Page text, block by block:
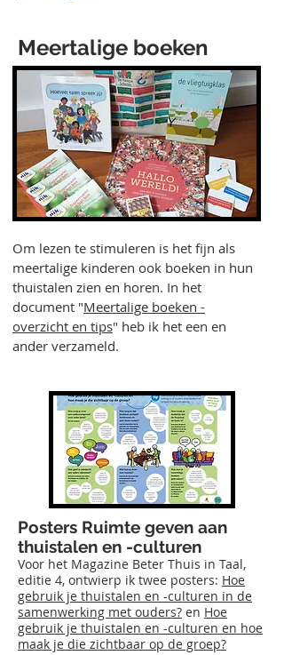
Meertalige boeken
Om lezen te stimuleren is het fijn als
meertalige kinderen ook boeken in hun
thuistalen zien en horen. In het
document "Meertalige boeken -
overzicht en tips" heb ik het een en
ander verzameld.
Posters Ruimte geven aan
thuistalen en -culturen
Voor het Magazine Beter Thuis in Taal,
editie 4, ontwierp ik twee posters: Hoe
gebruik je thuistalen en -culturen in de
samenwerking met ouders? en Hoe
gebruik je thuistalen en -culturen en hoe
maak je die zichtbaar op de groep?